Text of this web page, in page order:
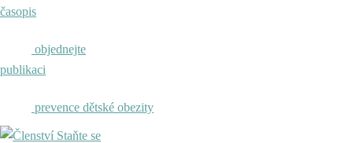
časopis
objednejte
publikaci
prevence dětské obezity
Staňte se